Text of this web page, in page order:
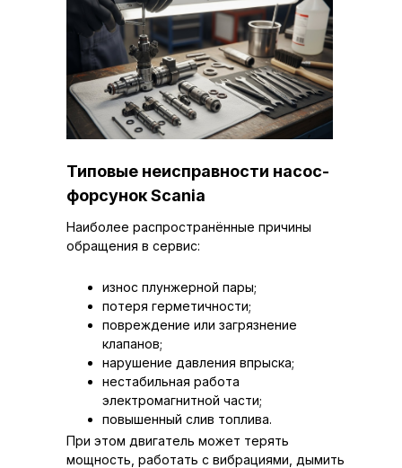
Наиболее распространённые причины
обращения в сервис:
При этом двигатель может терять
мощность, работать с вибрациями, дымить
износ плунжерной пары;
потеря герметичности;
повреждение или загрязнение
клапанов;
нарушение давления впрыска;
нестабильная работа
электромагнитной части;
повышенный слив топлива.
Типовые неисправности насос-
форсунок Scania